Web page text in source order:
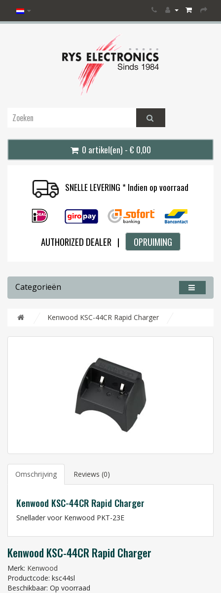
0 artikel(en) - € 0,00
SNELLE LEVERING * Indien op voorraad
AUTHORIZED DEALER | OPRUIMING
Categorieën
Kenwood KSC-44CR Rapid Charger
Omschrijving Reviews (0)
Kenwood KSC-44CR Rapid Charger
Snellader voor Kenwood PKT-23E
Kenwood KSC-44CR Rapid Charger
Merk: Kenwood
Productcode: ksc44sl
Beschikbaar: Op voorraad